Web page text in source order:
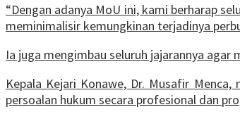
“Dengan adanya MoU ini, kami berharap
meminimalisir kemungkinan terjadinya
Ia juga mengimbau seluruh jajarannya
Kepala Kejari Konawe, Dr. Musafir
persoalan hukum secara profesional dan